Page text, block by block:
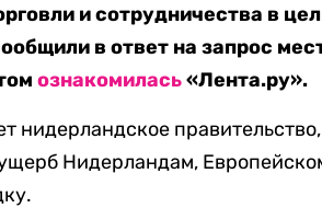
и сотрудничества в
в ответ на запрос
ознакомилась«Лента.ру».
нидерландское
Нидерландам,